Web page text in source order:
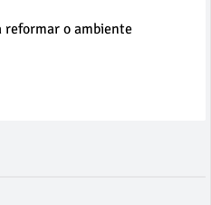
reformar o ambiente